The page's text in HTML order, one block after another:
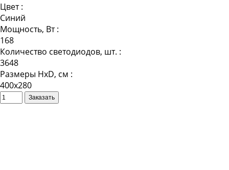
Цвет :
Синий
Мощность, Вт :
168
Количество светодиодов, шт. :
3648
Размеры HxD, см :
400х280